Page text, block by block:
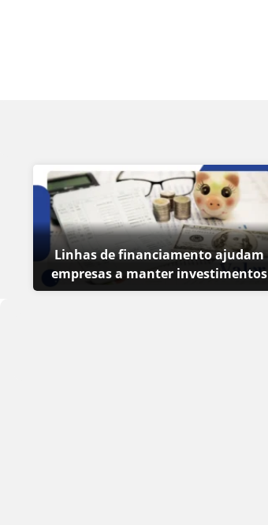
Linhas de financiamento ajudam
empresas a manter investimentos